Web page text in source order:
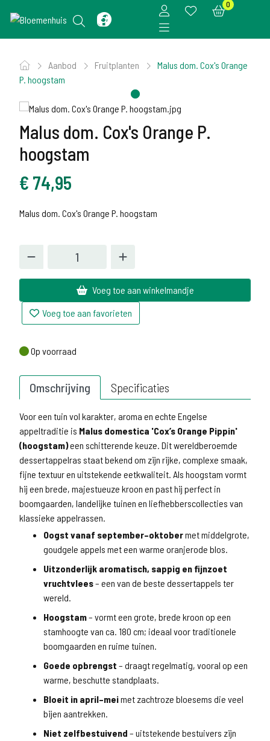
0
Aanbod Fruitplanten
Malus dom. Cox's Orange
P. hoogstam
Malus dom. Cox's Orange P.
hoogstam
€ 74,95
Malus dom. Cox's Orange P. hoogstam
Voeg toe aan winkelmandje
Voeg toe aan favorieten
Op voorraad
Op voorraad
Omschrijving Specificaties
Voor een tuin vol karakter, aroma en echte Engelse
appeltraditie is Malus domestica 'Cox’s Orange Pippin'
(hoogstam)een schitterende keuze. Dit wereldberoemde
dessertappelras staat bekend om zijn rijke, complexe smaak,
fijne textuur en uitstekende eetkwaliteit. Als hoogstam vormt
hij een brede, majestueuze kroon en past hij perfect in
boomgaarden, landelijke tuinen en liefhebberscollecties van
klassieke appelrassen.
Oogst vanaf september–oktobermet middelgrote,
goudgele appels met een warme oranjerode blos.
Uitzonderlijk aromatisch, sappig en fijnzoet
vruchtvlees– een van de beste dessertappels ter
wereld.
Hoogstam– vormt een grote, brede kroon op een
stamhoogte van ca. 180 cm; ideaal voor traditionele
boomgaarden en ruime tuinen.
Goede opbrengst – draagt regelmatig, vooral op een
warme, beschutte standplaats.
Bloeit in april–meimet zachtroze bloesems die veel
bijen aantrekken.
Niet zelfbestuivend – uitstekende bestuivers zijn